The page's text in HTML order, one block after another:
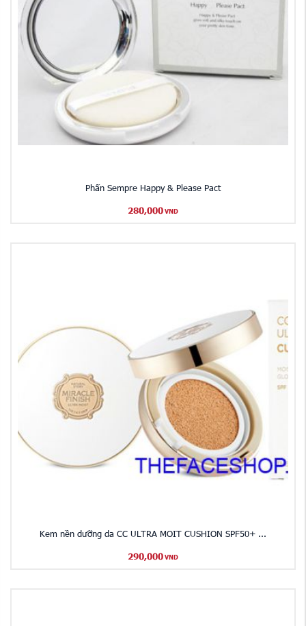
Phấn Sempre Happy & Please Pact
280,000 VND
​Kem nền dưỡng da CC ULTRA MOIT CUSHION SPF50+ ...
290,000 VND